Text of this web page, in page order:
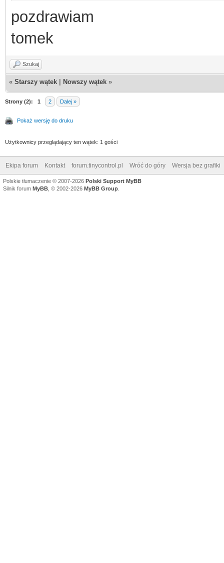
pozdrawiam
tomek
Szukaj
« Starszy wątek Nowszy wątek »
Strony (2): 1 2 Dalej »
Pokaż wersję do druku
Użytkownicy przeglądający ten wątek: 1 gości
Ekipa forum Kontakt forum.tinycontrol.pl Wróć do góry Wersja bez grafiki
Polskie tłumaczenie © 2007-2026 Polski Support MyBB
Silnik forum MyBB , © 2002-2026 MyBB Group